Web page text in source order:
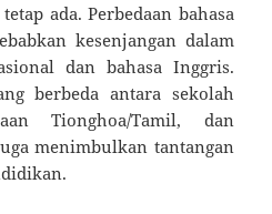
ada. Perbedaan bahasa
kesenjangan dalam
dan bahasa Inggris.
berbeda antara sekolah
Tionghoa/Tamil, dan
menimbulkan tantangan